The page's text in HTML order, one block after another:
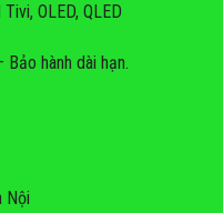
OLED, QLED
hành dài hạn.
Nội